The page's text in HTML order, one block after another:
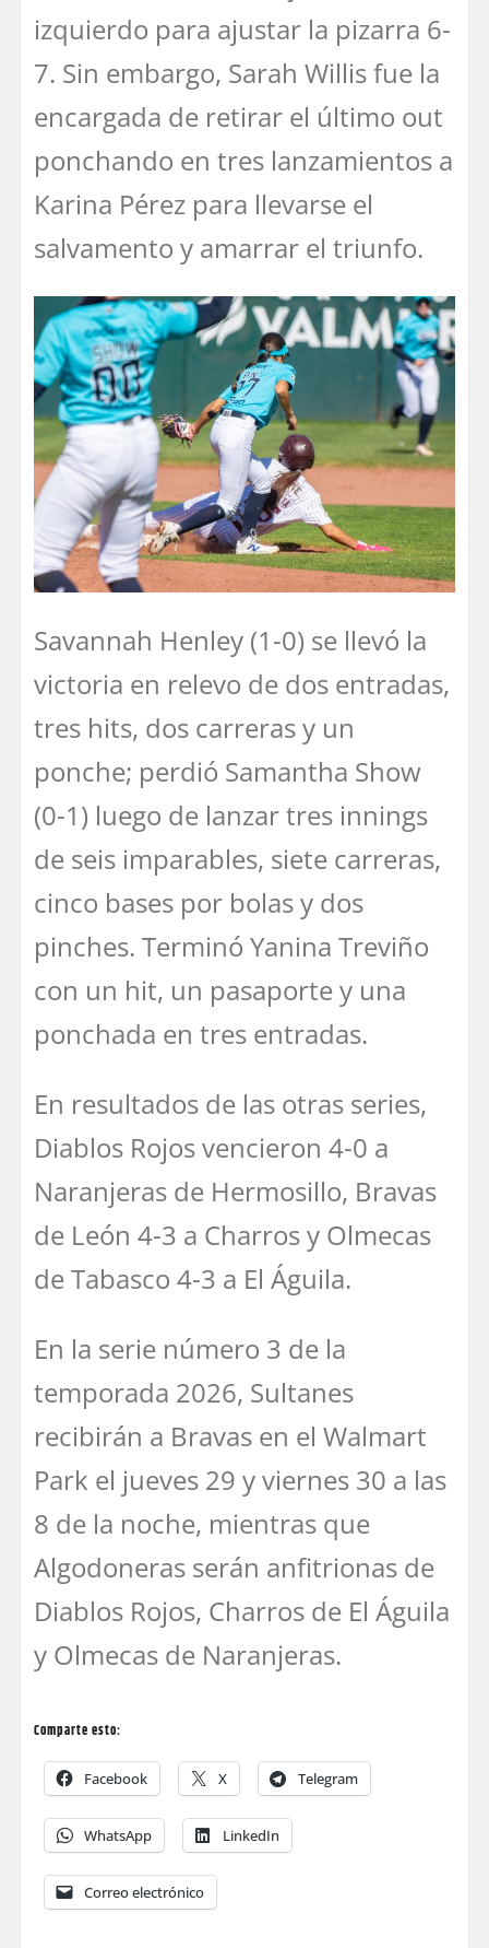
izquierdo para ajustar la pizarra 6-
7. Sin embargo, Sarah Willis fue la
encargada de retirar el último out
ponchando en tres lanzamientos a
Karina Pérez para llevarse el
salvamento y amarrar el triunfo.
Savannah Henley (1-0) se llevó la
victoria en relevo de dos entradas,
tres hits, dos carreras y un
ponche; perdió Samantha Show
(0-1) luego de lanzar tres innings
de seis imparables, siete carreras,
cinco bases por bolas y dos
pinches. Terminó Yanina Treviño
con un hit, un pasaporte y una
ponchada en tres entradas.
En resultados de las otras series,
Diablos Rojos vencieron 4-0 a
Naranjeras de Hermosillo, Bravas
de León 4-3 a Charros y Olmecas
de Tabasco 4-3 a El Águila.
En la serie número 3 de la
temporada 2026, Sultanes
recibirán a Bravas en el Walmart
Park el jueves 29 y viernes 30 a las
8 de la noche, mientras que
Algodoneras serán anfitrionas de
Diablos Rojos, Charros de El Águila
y Olmecas de Naranjeras.
Comparte esto:
Facebook X Telegram
WhatsApp LinkedIn
Correo electrónico